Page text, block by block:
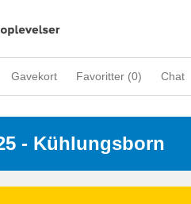
Gavekort Favoritter (0) Chat
- Kühlungsborn